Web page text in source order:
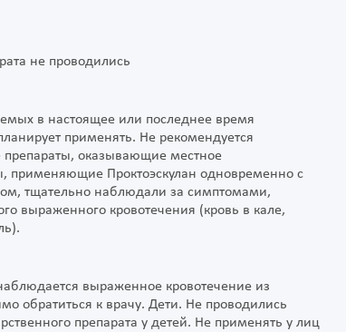
не проводились
в настоящее или последнее время
применять. Не рекомендуется
препараты, оказывающие местное
применяющие Проктоэскулан одновременно с
тщательно наблюдали за симптомами,
выраженного кровотечения (кровь в кале,
выраженное кровотечение из
обратиться к врачу. Дети. Не проводились
препарата у детей. Не применять у лиц